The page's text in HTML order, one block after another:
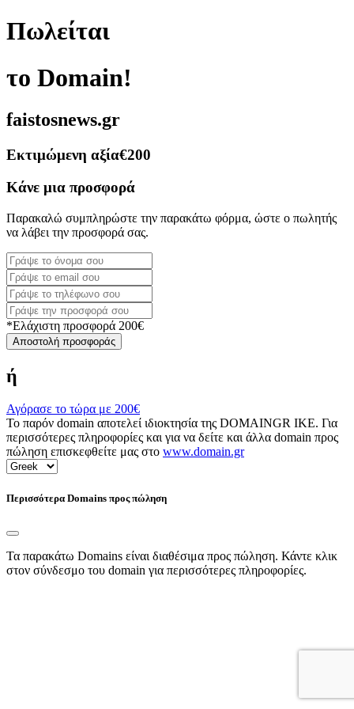
Πωλείται
το Domain!
faistosnews.gr
Εκτιμώμενη αξία€200
Κάνε μια προσφορά
Παρακαλώ συμπληρώστε την παρακάτω φόρμα, ώστε ο πωλητής
να λάβει την προσφορά σας.
*Ελάχιστη προσφορά 200€
Αποστολή προσφοράς
ή
Αγόρασε το τώρα με 200€
Το παρόν domain αποτελεί ιδιοκτησία της DOMAINGR ΙΚΕ. Για
περισσότερες πληροφορίες και για να δείτε και άλλα domain προς
πώληση επισκεφθείτε μας στο www.domain.gr
Περισσότερα Domains προς πώληση
Τα παρακάτω Domains είναι διαθέσιμα προς πώληση. Κάντε κλικ
στον σύνδεσμο του domain για περισσότερες πληροφορίες.